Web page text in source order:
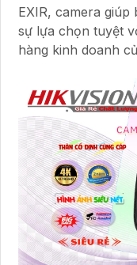
EXIR, camera
sự lựa chọn tuyệt
hàng kinh doanh